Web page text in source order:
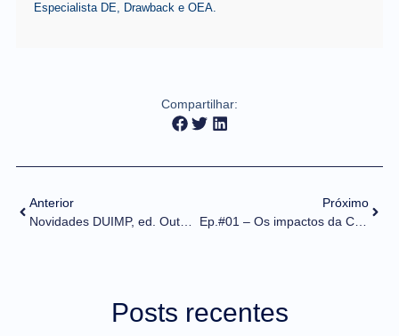
Especialista DE, Drawback e OEA.
Compartilhar:
Anterior
Novidades DUIMP, ed. Outubro/19
Próximo
Ep.#01 – Os impactos da COVID-19 no Comex
Posts recentes